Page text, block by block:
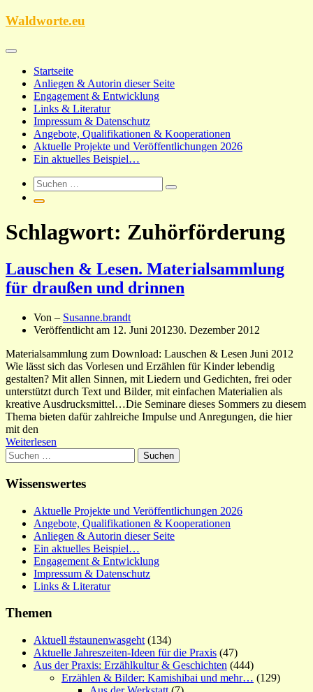
Zum
Waldworte.eu
Startseite
Anliegen & Autorin dieser Seite
Engagement & Entwicklung
Links & Literatur
Impressum & Datenschutz
Angebote, Qualifikationen & Kooperationen
Aktuelle Projekte und Veröffentlichungen 2026
Ein aktuelles Beispiel…
Schlagwort: Zuhörförderung
Lauschen & Lesen. Materialsammlung
für draußen und drinnen
Von – Susanne.brandt
Veröffentlicht am 12. Juni 201230. Dezember 2012
Materialsammlung zum Download: Lauschen & Lesen Juni 2012
Wie lässt sich das Vorlesen und Erzählen für Kinder lebendig
gestalten? Mit allen Sinnen, mit Liedern und Gedichten, frei oder
unterstützt durch Text und Bilder, mit einfachen Materialien als
kreative Ausdrucksmittel…Die Seminare dieses Sommers zu diesem
Thema bieten dafür zahlreiche Impulse und Anregungen, die hier
mit den
Weiterlesen
Suchen
nach:
Wissenswertes
Aktuelle Projekte und Veröffentlichungen 2026
Angebote, Qualifikationen & Kooperationen
Anliegen & Autorin dieser Seite
Ein aktuelles Beispiel…
Engagement & Entwicklung
Impressum & Datenschutz
Links & Literatur
Themen
Aktuell #staunenwasgeht (134)
Aktuelle Jahreszeiten-Ideen für die Praxis (47)
Aus der Praxis: Erzählkultur & Geschichten (444)
Erzählen & Bilder: Kamishibai und mehr… (129)